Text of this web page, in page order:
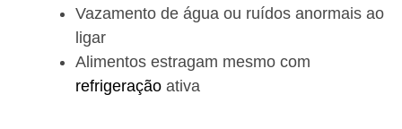
Vazamento de água ou ruídos anormais ao
ligar
Alimentos estragam mesmo com
refrigeração ativa